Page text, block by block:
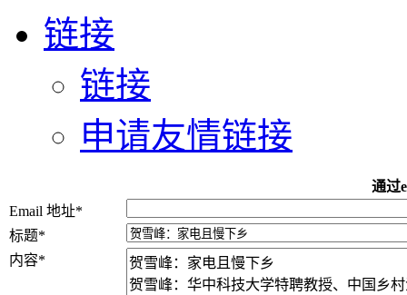
链接
链接
申请友情链接
通过
Email 地址*
标题*
内容*